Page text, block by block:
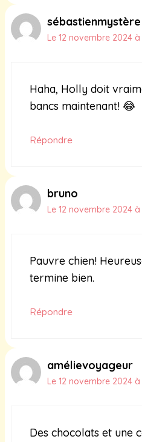
sébastienmystère
Le 12 novembre 2024 à
Haha, Holly doit
bancs maintenant! 😂
Répondre
bruno
Le 12 novembre 2024 à
Pauvre chien!
termine bien.
Répondre
amélievoyageur
Le 12 novembre 2024 à
Des chocolats et une